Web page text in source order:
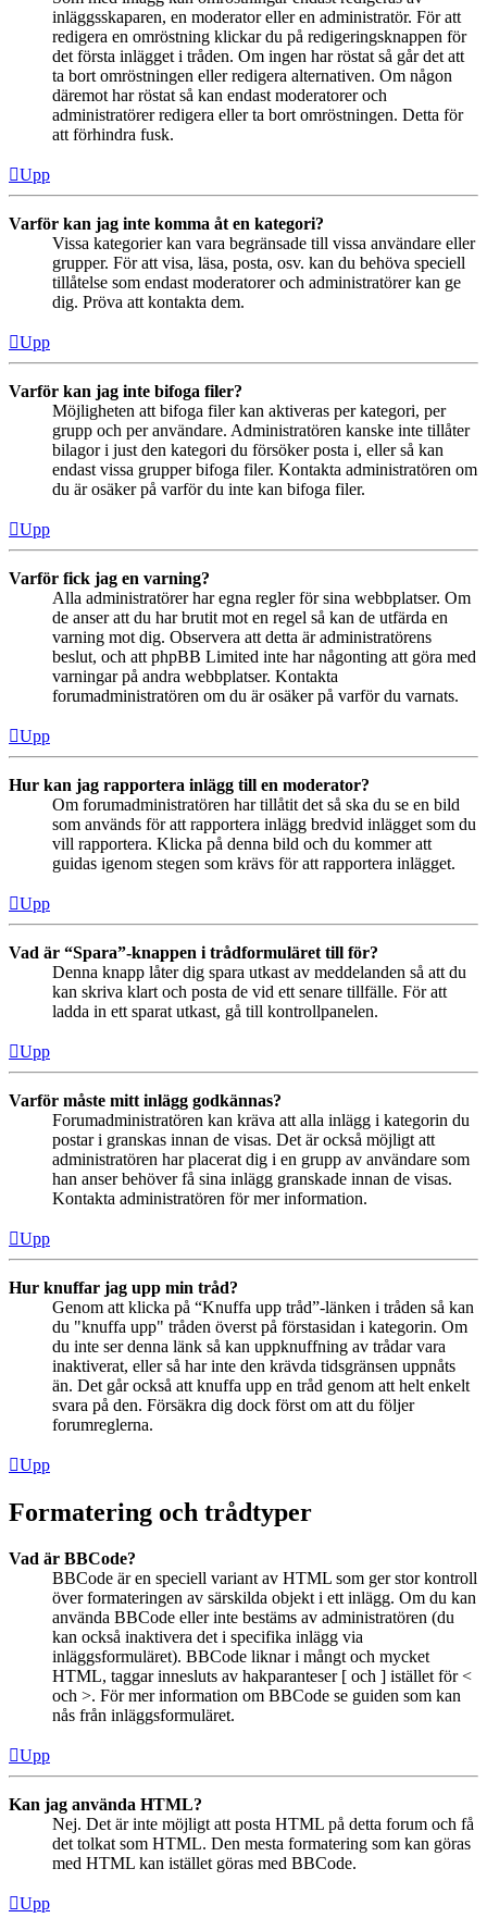
inläggsskaparen, en moderator eller en administratör. För att
redigera en omröstning klickar du på redigeringsknappen för
det första inlägget i tråden. Om ingen har röstat så går det att
ta bort omröstningen eller redigera alternativen. Om någon
däremot har röstat så kan endast moderatorer och
administratörer redigera eller ta bort omröstningen. Detta för
att förhindra fusk.
Upp
Varför kan jag inte komma åt en kategori?
Vissa kategorier kan vara begränsade till vissa användare eller
grupper. För att visa, läsa, posta, osv. kan du behöva speciell
tillåtelse som endast moderatorer och administratörer kan ge
dig. Pröva att kontakta dem.
Upp
Varför kan jag inte bifoga filer?
Möjligheten att bifoga filer kan aktiveras per kategori, per
grupp och per användare. Administratören kanske inte tillåter
bilagor i just den kategori du försöker posta i, eller så kan
endast vissa grupper bifoga filer. Kontakta administratören om
du är osäker på varför du inte kan bifoga filer.
Upp
Varför fick jag en varning?
Alla administratörer har egna regler för sina webbplatser. Om
de anser att du har brutit mot en regel så kan de utfärda en
varning mot dig. Observera att detta är administratörens
beslut, och att phpBB Limited inte har någonting att göra med
varningar på andra webbplatser. Kontakta
forumadministratören om du är osäker på varför du varnats.
Upp
Hur kan jag rapportera inlägg till en moderator?
Om forumadministratören har tillåtit det så ska du se en bild
som används för att rapportera inlägg bredvid inlägget som du
vill rapportera. Klicka på denna bild och du kommer att
guidas igenom stegen som krävs för att rapportera inlägget.
Upp
Vad är “Spara”-knappen i trådformuläret till för?
Denna knapp låter dig spara utkast av meddelanden så att du
kan skriva klart och posta de vid ett senare tillfälle. För att
ladda in ett sparat utkast, gå till kontrollpanelen.
Upp
Varför måste mitt inlägg godkännas?
Forumadministratören kan kräva att alla inlägg i kategorin du
postar i granskas innan de visas. Det är också möjligt att
administratören har placerat dig i en grupp av användare som
han anser behöver få sina inlägg granskade innan de visas.
Kontakta administratören för mer information.
Upp
Hur knuffar jag upp min tråd?
Genom att klicka på “Knuffa upp tråd”-länken i tråden så kan
du "knuffa upp" tråden överst på förstasidan i kategorin. Om
du inte ser denna länk så kan uppknuffning av trådar vara
inaktiverat, eller så har inte den krävda tidsgränsen uppnåts
än. Det går också att knuffa upp en tråd genom att helt enkelt
svara på den. Försäkra dig dock först om att du följer
forumreglerna.
Upp
Formatering och trådtyper
Vad är BBCode?
BBCode är en speciell variant av HTML som ger stor kontroll
över formateringen av särskilda objekt i ett inlägg. Om du kan
använda BBCode eller inte bestäms av administratören (du
kan också inaktivera det i specifika inlägg via
inläggsformuläret). BBCode liknar i mångt och mycket
HTML, taggar innesluts av hakparanteser [ och ] istället för <
och >. För mer information om BBCode se guiden som kan
nås från inläggsformuläret.
Upp
Kan jag använda HTML?
Nej. Det är inte möjligt att posta HTML på detta forum och få
det tolkat som HTML. Den mesta formatering som kan göras
med HTML kan istället göras med BBCode.
Upp